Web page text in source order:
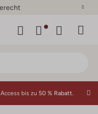
bis zu 50 % Rabatt.